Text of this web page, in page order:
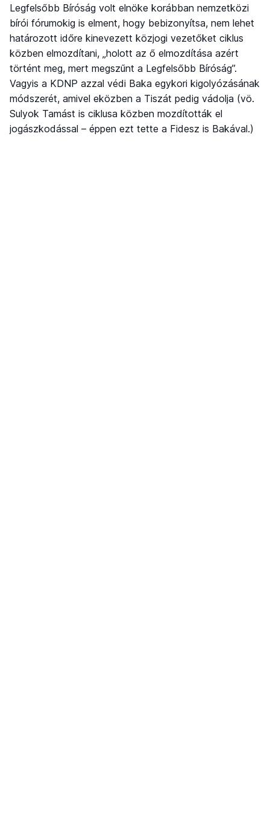
Legfelsőbb Bíróság volt elnöke korábban nemzetközi
bírói fórumokig is elment, hogy bebizonyítsa, nem lehet
határozott időre kinevezett közjogi vezetőket ciklus
közben elmozdítani, „holott az ő elmozdítása azért
történt meg, mert megszűnt a Legfelsőbb Bíróság”.
Vagyis a KDNP azzal védi Baka egykori kigolyózásának
módszerét, amivel eközben a Tiszát pedig vádolja (vö.
Sulyok Tamást is ciklusa közben mozdították el
jogászkodással – éppen ezt tette a Fidesz is Bakával.)